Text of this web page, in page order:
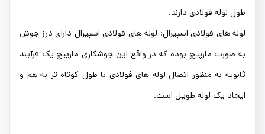
طول لوله فولادی دارند.
لوله های فولادی اسپیرال: لوله های فولادی اسپیرال دارای درز جوش
به صورت مارپیچ بوده که در واقع این جوشکاری مارپیچ یک فرآیند
ثانویه به منظور اتصال لوله های فولادی با طول کوتاه تر به هم و
ایجاد یک لوله طویل است.